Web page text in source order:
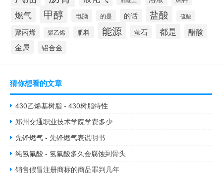
燃气 甲醇 电脑 的是 的话 盐酸 硫酸
聚丙烯 聚乙烯 肥料 能源 萤石 都是 醋酸
金属 铝合金
猜你想看的文章
430乙烯基树脂 - 430树脂特性
郑州交通职业技术学院学费多少
先锋燃气 - 先锋燃气表说明书
纯氢氟酸 - 氢氟酸多久会腐蚀到骨头
销售假冒注册商标的商品罪判几年